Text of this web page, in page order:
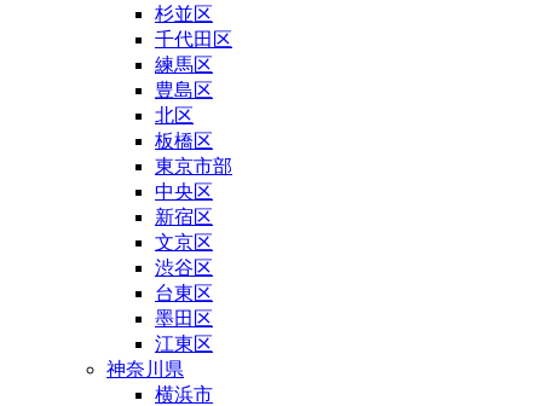
杉並区
千代田区
練馬区
豊島区
北区
板橋区
東京市部
中央区
新宿区
文京区
渋谷区
台東区
墨田区
江東区
神奈川県
横浜市